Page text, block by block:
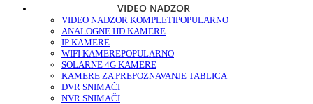
VIDEO NADZOR
VIDEO NADZOR KOMPLETIPOPULARNO
ANALOGNE HD KAMERE
IP KAMERE
WIFI KAMEREPOPULARNO
SOLARNE 4G KAMERE
KAMERE ZA PREPOZNAVANJE TABLICA
DVR SNIMAČI
NVR SNIMAČI